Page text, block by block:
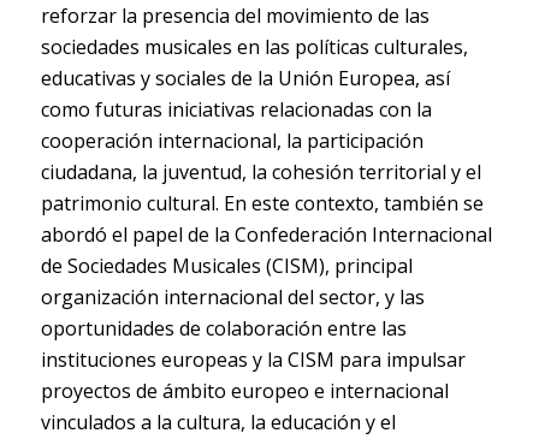
reforzar la presencia del movimiento de las
sociedades musicales en las políticas culturales,
educativas y sociales de la Unión Europea, así
como futuras iniciativas relacionadas con la
cooperación internacional, la participación
ciudadana, la juventud, la cohesión territorial y el
patrimonio cultural. En este contexto, también se
abordó el papel de la Confederación Internacional
de Sociedades Musicales (CISM), principal
organización internacional del sector, y las
oportunidades de colaboración entre las
instituciones europeas y la CISM para impulsar
proyectos de ámbito europeo e internacional
vinculados a la cultura, la educación y el